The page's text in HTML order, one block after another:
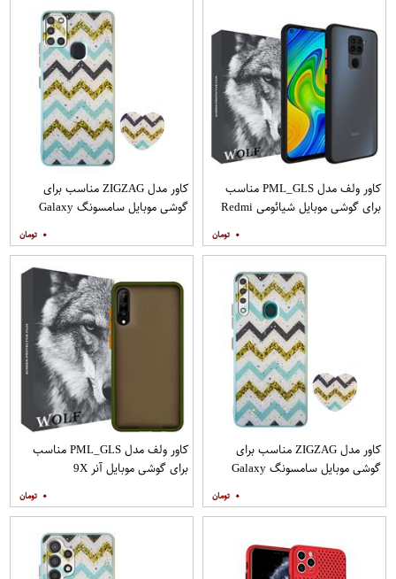
کاور ولف مدل PML_GLS مناسب
برای گوشی موبایل شیائومی Redmi
۰
کاور مدل ZIGZAG مناسب برای
گوشی موبایل سامسونگ Galaxy
۰
کاور مدل ZIGZAG مناسب برای
گوشی موبایل سامسونگ Galaxy
۰
کاور ولف مدل PML_GLS مناسب
برای گوشی موبایل آنر 9X
۰